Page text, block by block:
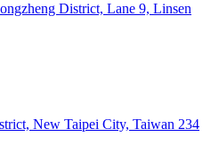
District, Lane 9, Linsen
New Taipei City, Taiwan 234